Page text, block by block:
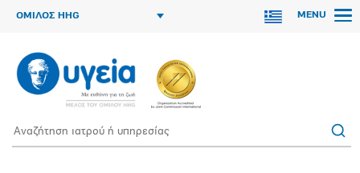
ΟΜΙΛΟΣ HHG MENU